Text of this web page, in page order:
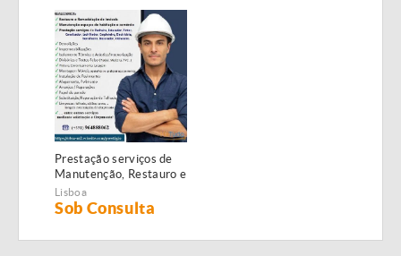
Prestação serviços de
Manutenção, Restauro e
Remodelação de
imóveis!
Lisboa
Sob Consulta